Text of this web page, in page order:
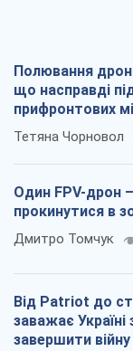
Полювання
що насправді
прифронтових
Тетяна Чорновол
Один FPV-дрон
прокинутися в
Дмитро Томчук
Від Patriot до
заважає Україні
завершити війну